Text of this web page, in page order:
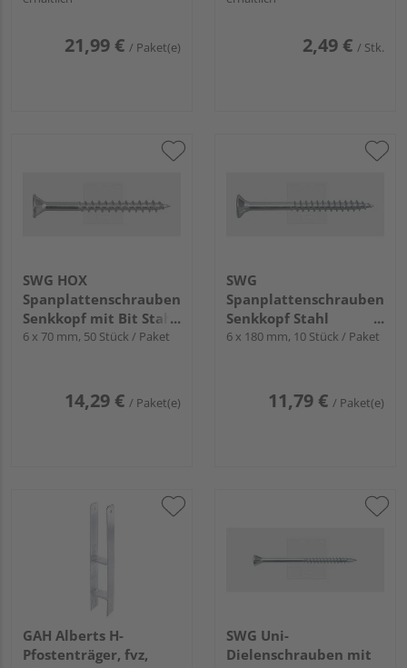
21,99 € / Paket(e) 2,49 € / Stk.
SWG HOX
Spanplattenschrauben
Senkkopf mit Bit Stahl
verzinkt
6 x 70 mm, 50 Stück / Paket
14,29 € / Paket(e)
SWG
Spanplattenschrauben
Senkkopf Stahl
verzinkt - Kleinpack
6 x 180 mm, 10 Stück / Paket
11,79 € / Paket(e)
GAH Alberts H-
Pfostenträger, fvz,
SWG Uni-
Dielenschrauben mit